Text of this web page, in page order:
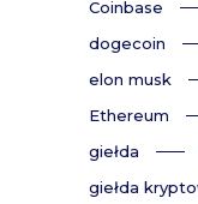
Coinbase
dogecoin
elon musk
Ethereum
giełda
giełda